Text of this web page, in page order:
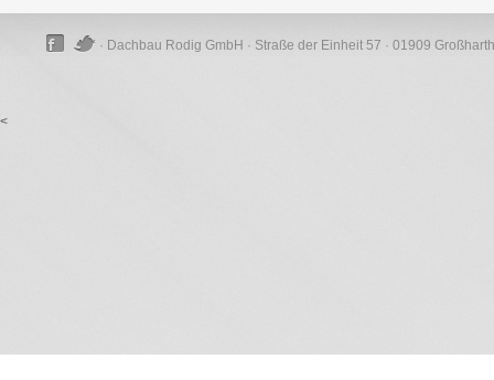
· Dachbau Rodig GmbH · Straße der Einheit 57 · 01909
<